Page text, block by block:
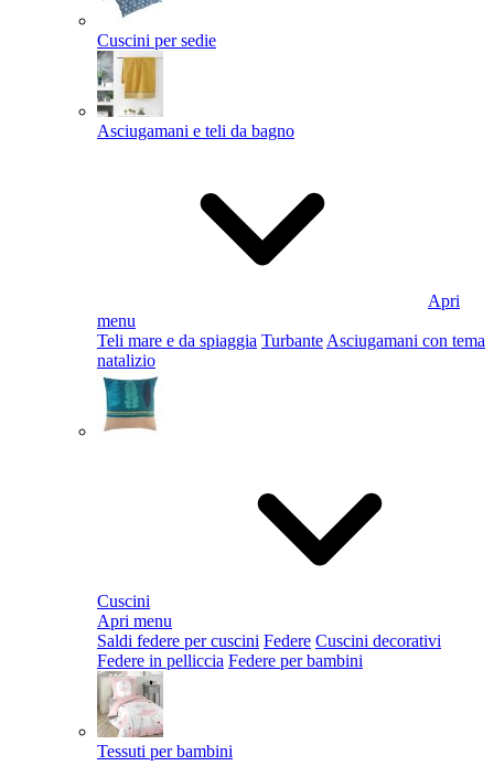
Cuscini per sedie
Asciugamani e teli da bagno
Apri
menu
Teli mare e da spiaggia Turbante Asciugamani con tema
natalizio
Cuscini
Apri menu
Saldi federe per cuscini Federe Cuscini decorativi
Federe in pelliccia Federe per bambini
Tessuti per bambini